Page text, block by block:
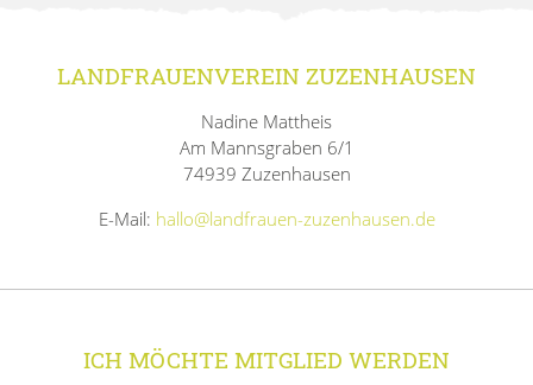
LANDFRAUENVEREIN ZUZENHAUSEN
Nadine Mattheis
Am Mannsgraben 6/1
74939 Zuzenhausen
E-Mail: hallo@landfrauen-zuzenhausen.de
ICH MÖCHTE MITGLIED WERDEN